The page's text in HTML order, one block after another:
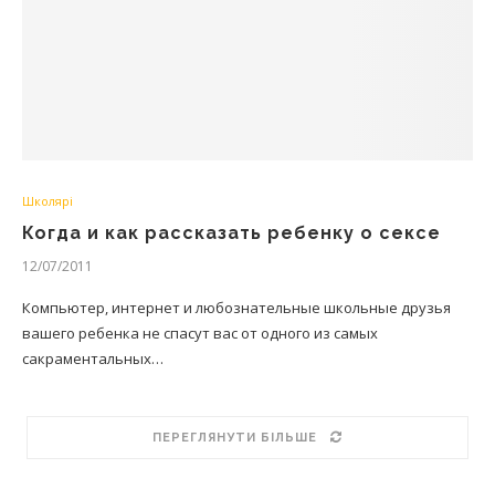
Школярі
Когда и как рассказать ребенку о сексе
12/07/2011
Компьютер, интернет и любознательные школьные друзья
вашего ребенка не спасут вас от одного из самых
сакраментальных…
ПЕРЕГЛЯНУТИ БІЛЬШЕ